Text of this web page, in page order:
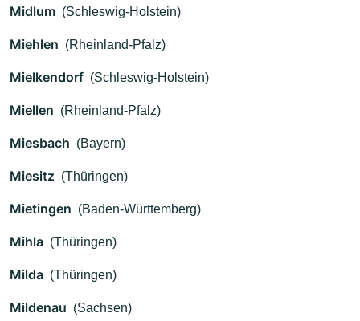
Midlum (Schleswig-Holstein)
Miehlen (Rheinland-Pfalz)
Mielkendorf (Schleswig-Holstein)
Miellen (Rheinland-Pfalz)
Miesbach (Bayern)
Miesitz (Thüringen)
Mietingen (Baden-Württemberg)
Mihla (Thüringen)
Milda (Thüringen)
Mildenau (Sachsen)